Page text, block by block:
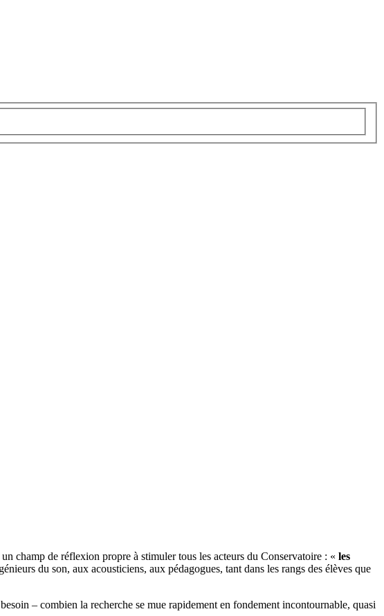
champ de réflexion propre à stimuler tous les acteurs du Conservatoire : « les
du son, aux acousticiens, aux pédagogues, tant dans les rangs des élèves que
– combien la recherche se mue rapidement en fondement incontournable, quasi